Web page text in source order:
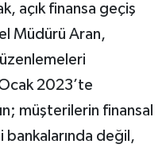
açık finansa geçiş
Müdürü Aran,
2023’te
müşterilerin finansal
bankalarında değil,